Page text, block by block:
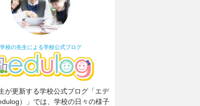
学校の先生による学校公式ブログ
が更新する学校公式ブログ「エデ
）」では、学校の日々の様子